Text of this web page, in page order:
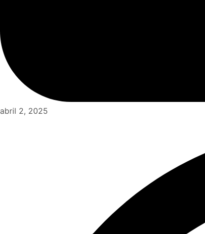
abril 2, 2025